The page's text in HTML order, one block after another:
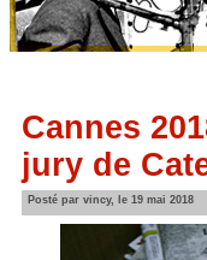
Cannes
jury de
Posté par vincy, le 19 mai 2018